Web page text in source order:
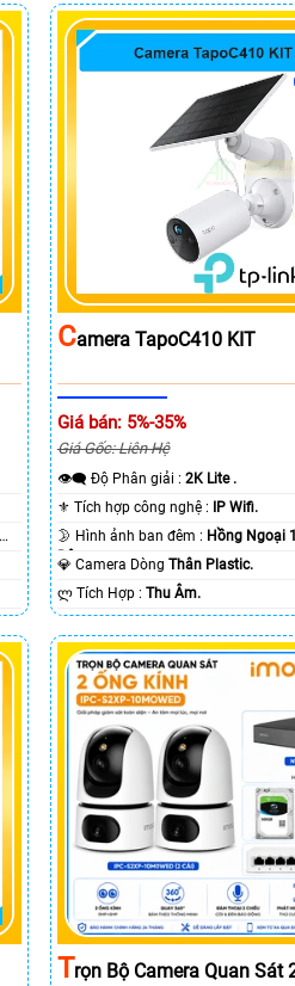
CAmera TapoC410 KIT
Giá bán: 5%-35%
Giá Gốc: Liên Hệ
👁️‍🗨 Độ Phân giải : 2K Lite .
⚜️ Tích hợp công nghệ :
IP Wifi.
🌛 Hình ảnh ban đêm : Hồng Ngoại
Ðêm.💎 Camera Dòng Thân Plastic.
️ლ Tích Hợp : Thu Âm.
TRọn Bộ Camera Quan Sát